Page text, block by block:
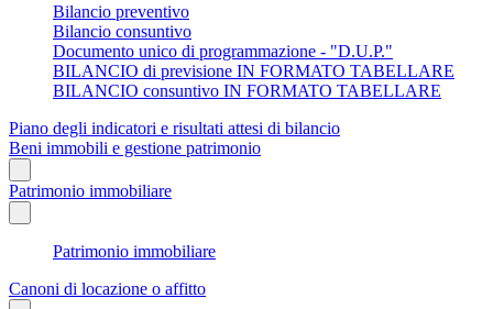
Bilancio preventivo
Bilancio consuntivo
Documento unico di programmazione - "D.U.P."
BILANCIO di previsione IN FORMATO TABELLARE
BILANCIO consuntivo IN FORMATO TABELLARE
Piano degli indicatori e risultati attesi di bilancio
Beni immobili e gestione patrimonio
Patrimonio immobiliare
Patrimonio immobiliare
Canoni di locazione o affitto